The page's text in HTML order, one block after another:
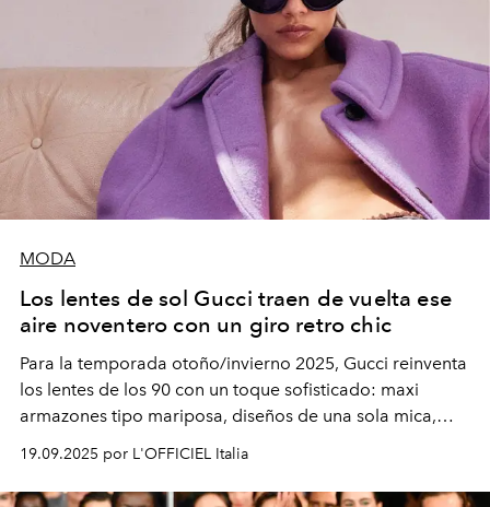
MODA
Los lentes de sol Gucci traen de vuelta ese
aire noventero con un giro retro chic
Para la temporada otoño/invierno 2025, Gucci reinventa
los lentes de los 90 con un toque sofisticado: maxi
armazones tipo mariposa, diseños de una sola mica,
modelos metálicos ovalados con vibra vintage y
elegantes monturas de acetato graduadas. ¿El detalle
que nunca pierde vigencia? La icónica doble G.
19.09.2025 por L'OFFICIEL Italia